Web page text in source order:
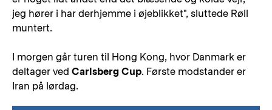
jeg hører i har derhjemme i øjeblikket", sluttede Røll
muntert.
I morgen går turen til Hong Kong, hvor Danmark er
deltager ved Carlsberg Cup. Første modstander er
Iran på lørdag.